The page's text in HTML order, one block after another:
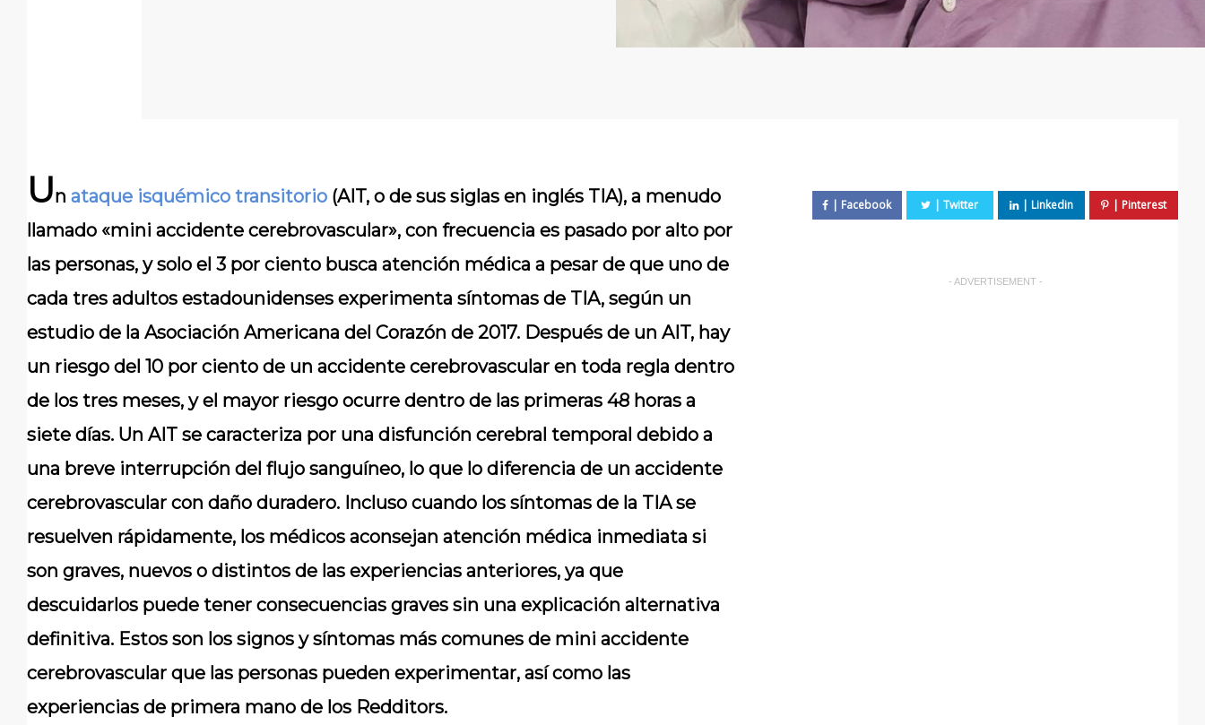
Un ataque isquémico transitorio (AIT, o de sus siglas en inglés TIA), a menudo
llamado «mini accidente cerebrovascular», con frecuencia es pasado por alto por
las personas, y solo el 3 por ciento busca atención médica a pesar de que uno de
cada tres adultos estadounidenses experimenta síntomas de TIA, según un
estudio de la Asociación Americana del Corazón de 2017. Después de un AIT, hay
un riesgo del 10 por ciento de un accidente cerebrovascular en toda regla dentro
de los tres meses, y el mayor riesgo ocurre dentro de las primeras 48 horas a
siete días. Un AIT se caracteriza por una disfunción cerebral temporal debido a
una breve interrupción del flujo sanguíneo, lo que lo diferencia de un accidente
cerebrovascular con daño duradero. Incluso cuando los síntomas de la TIA se
resuelven rápidamente, los médicos aconsejan atención médica inmediata si
son graves, nuevos o distintos de las experiencias anteriores, ya que
descuidarlos puede tener consecuencias graves sin una explicación alternativa
definitiva. Estos son los signos y síntomas más comunes de mini accidente
cerebrovascular que las personas pueden experimentar, así como las
experiencias de primera mano de los Redditors.
- ADVERTISEMENT -